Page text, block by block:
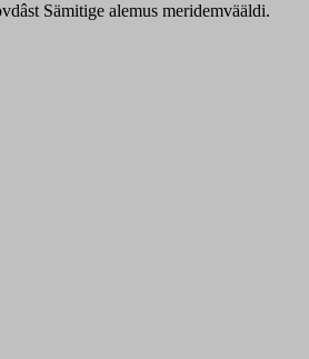
Sämitige alemus meridemvääldi.